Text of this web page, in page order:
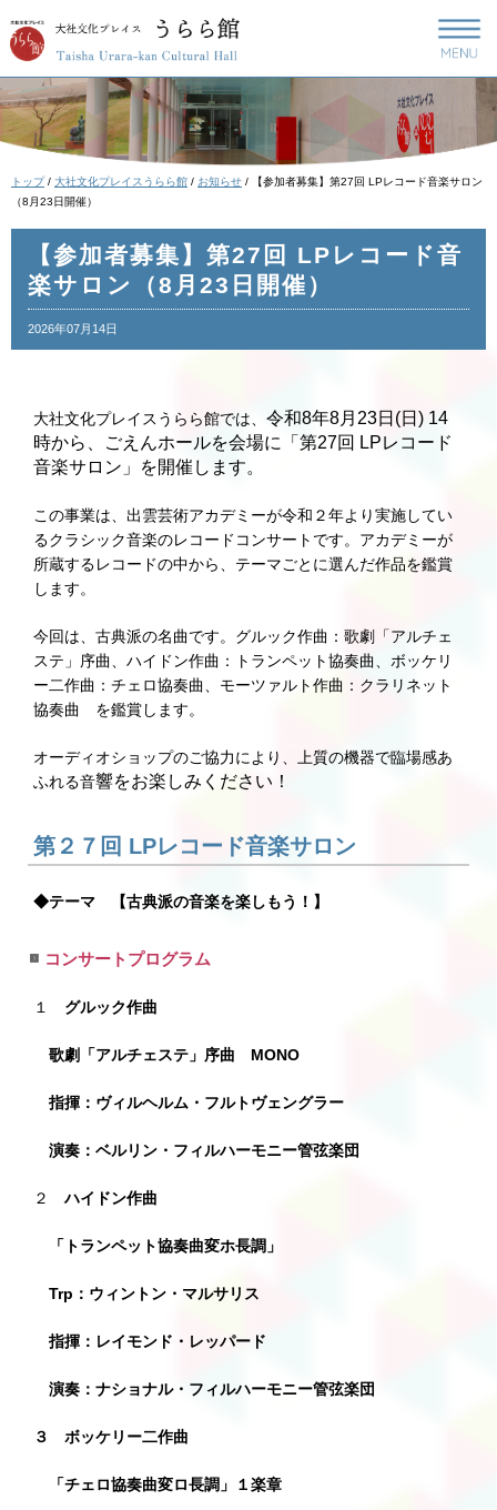
このページの本文へ
現
在
トップ/ 大社文化プレイスうらら館 / お知らせ /
【参加者募集】第27回 LPレコード音楽サロン
（8月23日開催）
【参加者募集】第27回 LPレコード音
楽サロン（8月23日開催）
2026年07月14日
大社文化プレイスうらら館では、 令和8年8月23日(日) 14
時から、ごえんホールを会場に「第27回 LPレコード
音楽サロン」を開催します。
この事業は、出雲芸術アカデミーが令和２年より実施してい
るクラシック音楽のレコードコンサートです。アカデミーが
所蔵するレコードの中から、テーマごとに選んだ作品を鑑賞
します。
今回は、古典派の名曲です。グルック作曲：歌劇「アルチェ
ステ」序曲、ハイドン作曲：トランペット協奏曲、ボッケリ
ー二作曲：チェロ協奏曲、モーツァルト作曲：クラリネット
協奏曲 を鑑賞します。
オーディオショップのご協力により、上質の機器で臨場感あ
ふれる音響をお楽しみください！
第２７回 LPレコード音楽サロン
◆テーマ 【古典派の音楽を楽しもう！】
コンサートプログラム
１ グルック作曲
歌劇「アルチェステ」序曲 MONO
指揮：ヴィルヘルム・フルトヴェングラー
演奏：ベルリン・フィルハーモニー管弦楽団
２ハイドン作曲
「トランペット協奏曲変ホ長調」
Trp：ウィントン・マルサリス
指揮：レイモンド・レッパード
演奏：ナショナル・フィルハーモニー管弦楽団
３ ボッケリー二作曲
「チェロ協奏曲変ロ長調」１楽章